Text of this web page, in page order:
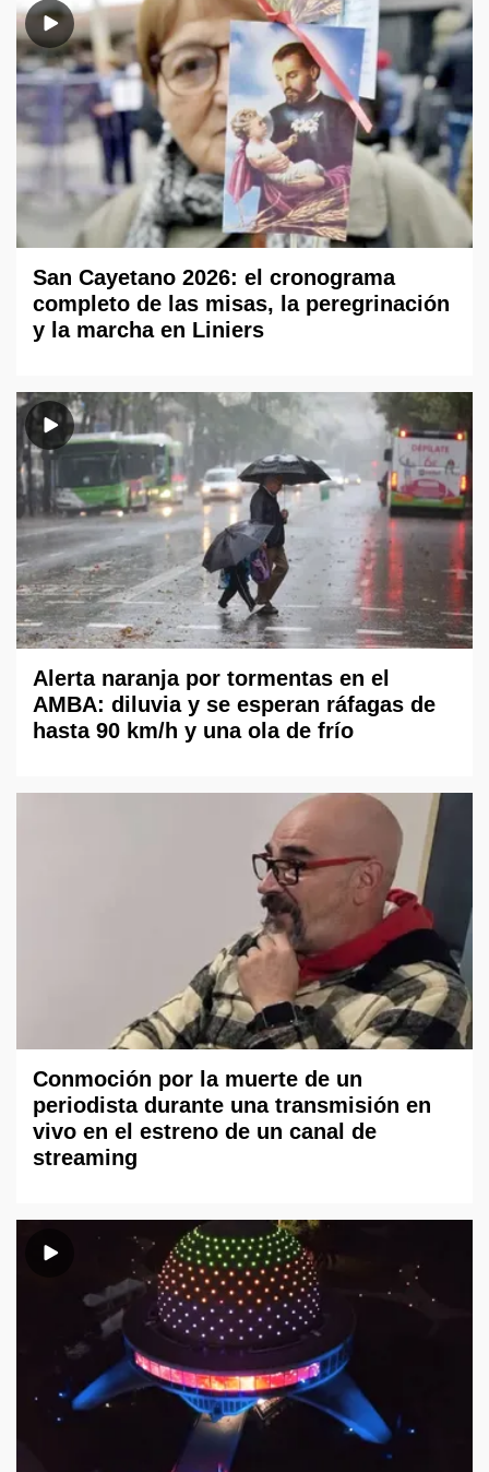
San Cayetano 2026: el cronograma
completo de las misas, la peregrinación
y la marcha en Liniers
Alerta naranja por tormentas en el
AMBA: diluvia y se esperan ráfagas de
hasta 90 km/h y una ola de frío
Conmoción por la muerte de un
periodista durante una transmisión en
vivo en el estreno de un canal de
streaming